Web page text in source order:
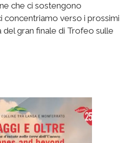
che ci sostengono
concentriamo verso i prossimi
del gran finale di Trofeo sulle